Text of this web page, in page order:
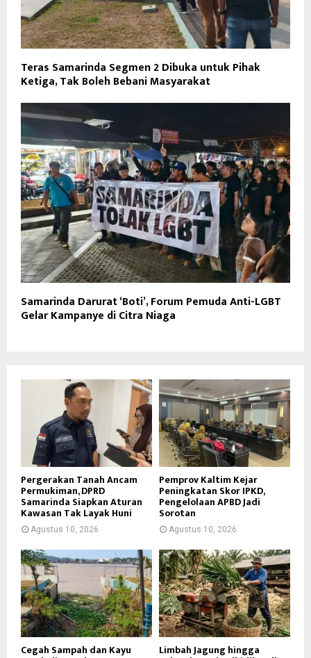
Teras Samarinda Segmen 2 Dibuka untuk Pihak
Ketiga, Tak Boleh Bebani Masyarakat
Samarinda Darurat ‘Boti’, Forum Pemuda Anti-LGBT
Gelar Kampanye di Citra Niaga
Pergerakan Tanah Ancam
Permukiman, DPRD
Samarinda Siapkan Aturan
Kawasan Tak Layak Huni
Agustus 10, 2026
Pemprov Kaltim Kejar
Peningkatan Skor IPKD,
Pengelolaan APBD Jadi
Sorotan
Agustus 10, 2026
Cegah Sampah dan Kayu Limbah Jagung hingga